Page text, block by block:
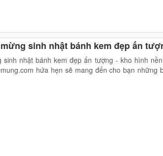
sinh nhật bánh kem đẹp ấn
sinh nhật bánh kem đẹp ấn tượng - kho hình
hứa hẹn sẽ mang đến cho bạn những